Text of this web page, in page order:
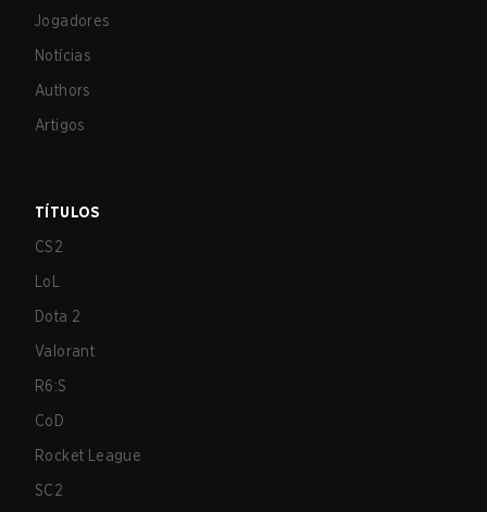
Jogadores
Notícias
Authors
Artigos
TÍTULOS
CS2
LoL
Dota 2
Valorant
R6:S
CoD
Rocket League
SC2